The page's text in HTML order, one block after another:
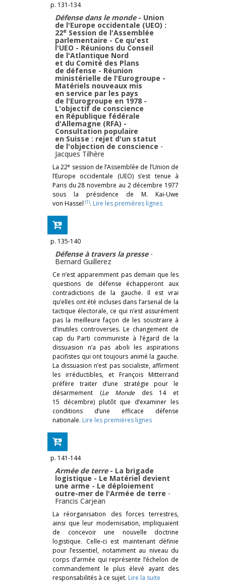
p. 131-134
Défense dans le monde- Union
de l'Europe occidentale (UEO) :
22e Session de l'Assemblée
parlementaire - Ce qu'est
l'UEO - Réunions du Conseil
de l'Atlantique Nord
et du Comité des Plans
de défense - Réunion
ministérielle de l'Eurogroupe -
Matériels nouveaux mis
en service par les pays
de l'Eurogroupe en 1978 -
L'objectif de conscience
en République fédérale
d'Allemagne (RFA) -
Consultation populaire
en Suisse : rejet d'un statut
de l'objection de conscience -
Jacques Tilhère
La 22e session de l’Assemblée de l’Union de
l’Europe occidentale (UEO) s’est tenue à
Paris du 28 novembre au 2 décembre 1977
sous la présidence de M. Kai-Uwe
von Hassel (1). Lire les premières lignes
p. 135-140
Défense à travers la presse -
Bernard Guillerez
Ce n’est apparemment pas demain que les
questions de défense échapperont aux
contradictions de la gauche. Il est vrai
qu’elles ont été incluses dans l’arsenal de la
tactique électorale, ce qui n’est assurément
pas la meilleure façon de les soustraire à
d’inutiles controverses. Le changement de
cap du Parti communiste à l’égard de la
dissuasion n’a pas aboli les aspirations
pacifistes qui ont toujours animé la gauche.
La dissuasion n’est pas socialiste, affirment
les irréductibles, et François Mitterrand
préfère traiter d’une stratégie pour le
désarmement (Le Monde des 14 et
15 décembre) plutôt que d’examiner les
conditions d’une efficace défense
nationale. Lire les premières lignes
p. 141-144
Armée de terre - La brigade
logistique - Le Matériel devient
une arme - Le déploiement
outre-mer de l'Armée de terre -
Francis Carjean
La réorganisation des forces terrestres,
ainsi que leur modernisation, impliquaient
de concevoir une nouvelle doctrine
logistique. Celle-ci est maintenant définie
pour l’essentiel, notamment au niveau du
corps d’armée qui représente l’échelon de
commandement le plus élevé ayant des
responsabilités à ce sujet. Lire la suite